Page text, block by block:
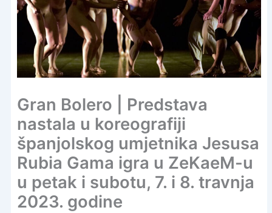
Gran Bolero | Predstava
nastala u koreografiji
španjolskog umjetnika Jesusa
Rubia Gama igra u ZeKaeM-u
u petak i subotu, 7. i 8. travnja
2023. godine